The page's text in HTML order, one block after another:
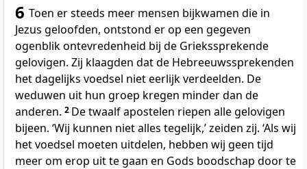
6 Toen er steeds meer mensen bijkwamen die in
Jezus geloofden, ontstond er op een gegeven
ogenblik ontevredenheid bij de Griekssprekende
gelovigen. Zij klaagden dat de Hebreeuwssprekenden
het dagelijks voedsel niet eerlijk verdeelden. De
weduwen uit hun groep kregen minder dan de
anderen. 2 De twaalf apostelen riepen alle gelovigen
bijeen. ‘Wij kunnen niet alles tegelijk,’ zeiden zij. ‘Als wij
het voedsel moeten uitdelen, hebben wij geen tijd
meer om erop uit te gaan en Gods boodschap door te